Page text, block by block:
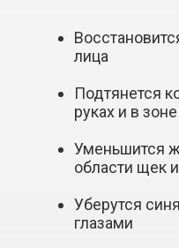
лица
Подтянется
руках и в
Уменьшится
области щек
Уберутся
глазами